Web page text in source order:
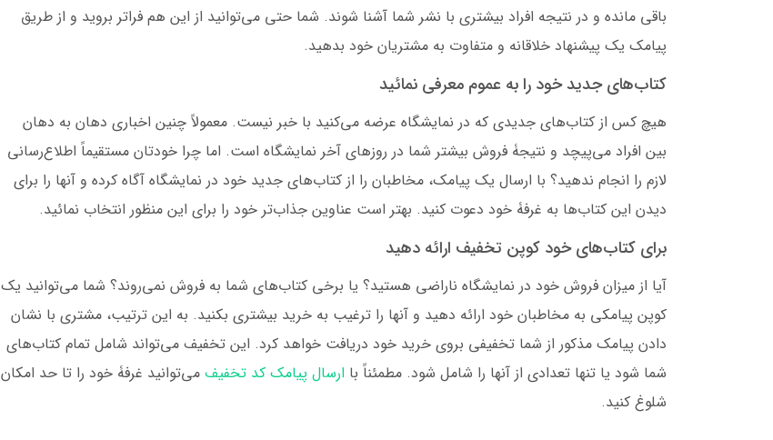
باقی مانده و در نتیجه افراد بیشتری با نشر شما آشنا شوند. شما حتی می‌توانید از این هم فراتر بروید و از طریق
پیامک یک پیشنهاد خلاقانه و متفاوت به مشتریان خود بدهید.
کتاب‌های جدید خود را به عموم معرفی نمائید
هیچ کس از کتاب‌های جدیدی که در نمایشگاه عرضه می‌کنید با خبر نیست. معمولاً چنین اخباری دهان به دهان
بین افراد می‌پیچد و نتیجۀ فروش بیشتر شما در روزهای آخر نمایشگاه است. اما چرا خودتان مستقیماً اطلاع‌رسانی
لازم را انجام ندهید؟ با ارسال یک پیامک، مخاطبان را از کتاب‌های جدید خود در نمایشگاه آگاه کرده و آنها را برای
دیدن این کتاب‌ها به غرفۀ خود دعوت کنید. بهتر است عناوین جذاب‌تر خود را برای این منظور انتخاب نمائید.
برای کتاب‌های خود کوپن تخفیف ارائه دهید
آیا از میزان فروش خود در نمایشگاه ناراضی هستید؟ یا برخی کتاب‌های شما به فروش نمی‌روند؟ شما می‌توانید یک
کوپن پیامکی به مخاطبان خود ارائه دهید و آنها را ترغیب به خرید بیشتری بکنید. به این ترتیب، مشتری با نشان
دادن پیامک مذکور از شما تخفیفی بروی خرید خود دریافت خواهد کرد. این تخفیف می‌تواند شامل تمام کتاب‌های
شما شود یا تنها تعدادی از آنها را شامل شود. مطمئناً با ارسال پیامک کد تخفیف می‌توانید غرفۀ خود را تا حد امکان
شلوغ کنید.